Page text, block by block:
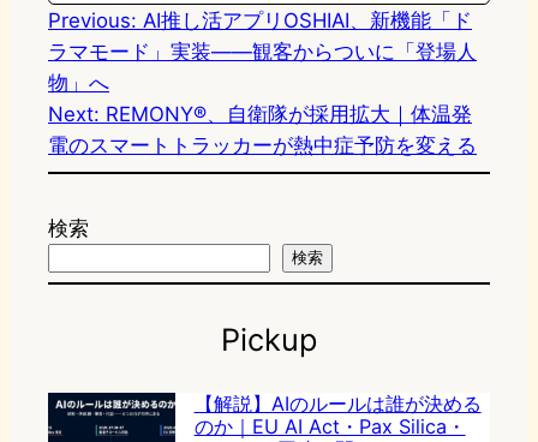
Previous: AI推し活アプリOSHIAI、新機能「ド
ラマモード」実装——観客からついに「登場人
物」へ
Next: REMONY®、自衛隊が採用拡大｜体温発
電のスマートトラッカーが熱中症予防を変える
検索
検索
Pickup
【解説】AIのルールは誰が決める
のか｜EU AI Act・Pax Silica・